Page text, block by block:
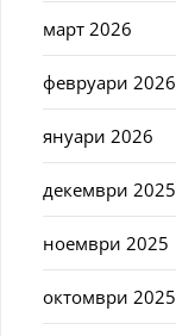
март 2026
февруари 2026
януари 2026
декември 2025
ноември 2025
октомври 2025